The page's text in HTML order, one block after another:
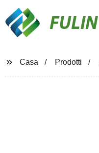
FULIN
Casa Prodotti